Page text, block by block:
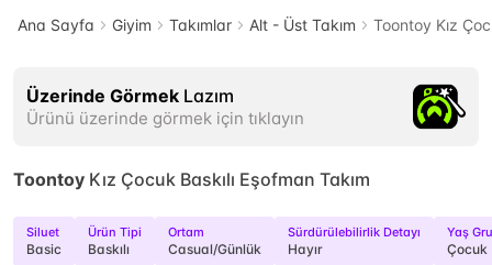
Ana Sayfa Giyim Takımlar Alt - Üst Takım Toontoy Kız
Üzerinde Görmek Lazım
Ürünü üzerinde görmek için tıklayın
Toontoy Kız Çocuk Baskılı Eşofman Takım
Siluet
Basic
Ürün Tipi
Baskılı
Ortam
Casual/Günlük
Sürdürülebilirlik Detayı
Hayır
Yaş
Çocuk